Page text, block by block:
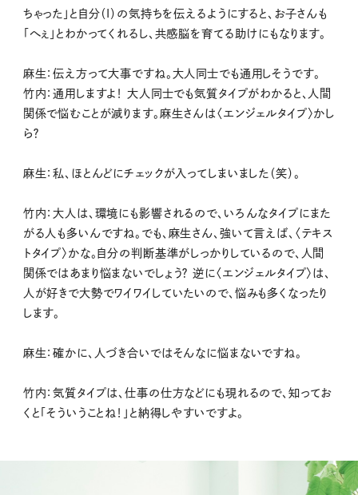
ちゃった」と自分（I）の気持ちを伝えるようにすると、お子さんも
「へぇ」とわかってくれるし、共感脳を育てる助けにもなります。
麻生：伝え方って大事ですね。大人同士でも通用しそうです。
竹内：通用しますよ！ 大人同士でも気質タイプがわかると、人間
関係で悩むことが減ります。麻生さんは〈エンジェルタイプ〉かし
ら？
麻生：私、ほとんどにチェックが入ってしまいました（笑）。
竹内：大人は、環境にも影響されるので、いろんなタイプにまた
がる人も多いんですね。でも、麻生さん、強いて言えば、〈テキス
トタイプ〉かな。自分の判断基準がしっかりしているので、人間
関係ではあまり悩まないでしょう？ 逆に〈エンジェルタイプ〉は、
人が好きで大勢でワイワイしていたいので、悩みも多くなったり
します。
麻生：確かに、人づき合いではそんなに悩まないですね。
竹内：気質タイプは、仕事の仕方などにも現れるので、知ってお
くと「そういうことね！」と納得しやすいですよ。